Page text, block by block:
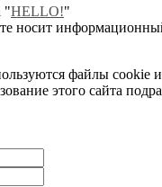
"HELLO!"
носит
файлы cookie
этого сайта